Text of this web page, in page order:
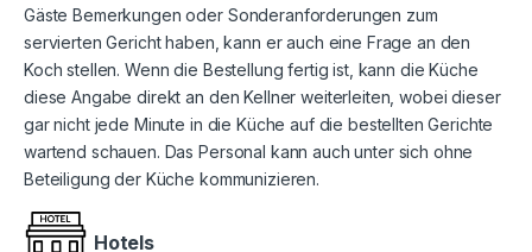
Gäste Bemerkungen oder Sonderanforderungen zum
servierten Gericht haben, kann er auch eine Frage an den
Koch stellen. Wenn die Bestellung fertig ist, kann die Küche
diese Angabe direkt an den Kellner weiterleiten, wobei dieser
gar nicht jede Minute in die Küche auf die bestellten Gerichte
wartend schauen. Das Personal kann auch unter sich ohne
Beteiligung der Küche kommunizieren.
Hotels